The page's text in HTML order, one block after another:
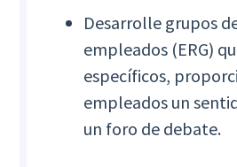
Desarrolle grupos
empleados (ERG)
específicos,
empleados un
un foro de debate.